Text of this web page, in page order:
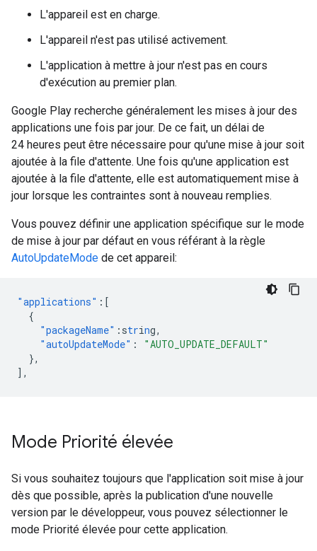
L'appareil est en charge.
L'appareil n'est pas utilisé activement.
L'application à mettre à jour n'est pas en cours
d'exécution au premier plan.
Google Play recherche généralement les mises à jour des
applications une fois par jour. De ce fait, un délai de
24 heures peut être nécessaire pour qu'une mise à jour soit
ajoutée à la file d'attente. Une fois qu'une application est
ajoutée à la file d'attente, elle est automatiquement mise à
jour lorsque les contraintes sont à nouveau remplies.
Vous pouvez définir une application spécifique sur le mode
de mise à jour par défaut en vous référant à la règle
AutoUpdateMode de cet appareil:
"applications" :[
{
"packageName" : string,
"autoUpdateMode" :
"AUTO_UPDATE_DEFAULT"
},
],
Mode Priorité élevée
Si vous souhaitez toujours que l'application soit mise à jour
dès que possible, après la publication d'une nouvelle
version par le développeur, vous pouvez sélectionner le
mode Priorité élevée pour cette application.